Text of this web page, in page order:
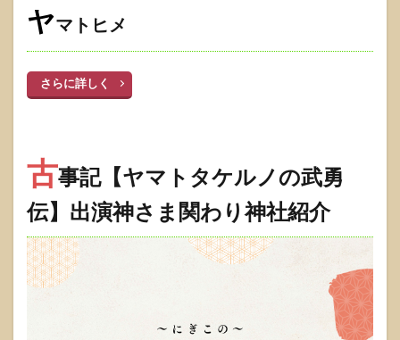
ヤマトヒメ
さらに詳しく
古事記【ヤマトタケルノの武勇
伝】出演神さま関わり神社紹介